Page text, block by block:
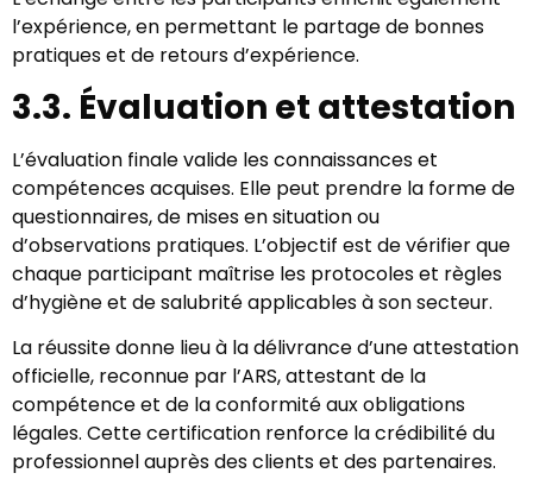
l’expérience, en permettant le partage de bonnes
pratiques et de retours d’expérience.
3.3. Évaluation et attestation
L’évaluation finale valide les connaissances et
compétences acquises. Elle peut prendre la forme de
questionnaires, de mises en situation ou
d’observations pratiques. L’objectif est de vérifier que
chaque participant maîtrise les protocoles et règles
d’hygiène et de salubrité applicables à son secteur.
La réussite donne lieu à la délivrance d’une attestation
officielle, reconnue par l’ARS, attestant de la
compétence et de la conformité aux obligations
légales. Cette certification renforce la crédibilité du
professionnel auprès des clients et des partenaires.